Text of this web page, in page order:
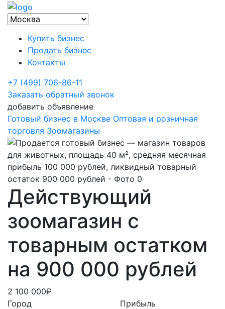
Купить бизнес
Продать бизнес
Контакты
+7 (499) 706-86-11
Заказать обратный звонок
добавить объявление
Готовый бизнес в Москве Оптовая и розничная
торговля Зоомагазины
Действующий
зоомагазин с
товарным остатком
на 900 000 рублей
2 100 000₽
Город
Прибыль